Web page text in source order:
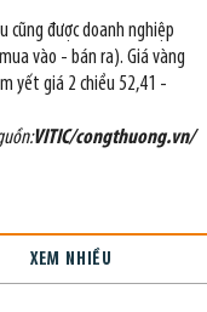
cũng được doanh nghiệp
vào - bán ra). Giá vàng
yết giá 2 chiều 52,41 -
VITIC/congthuong.vn/
XEM NHIỀU